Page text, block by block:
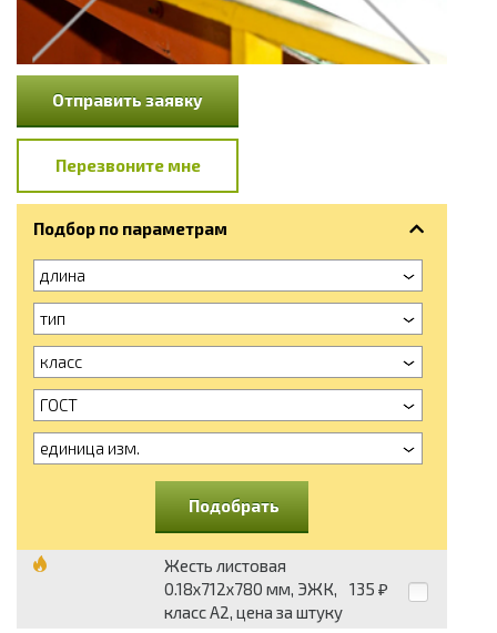
Отправить заявку
Перезвоните мне
Подбор по параметрам
длина
тип
класс
ГОСТ
единица изм.
Подобрать
Жесть листовая
0.18х712х780 мм, ЭЖК,
класс А2, цена за штуку
135 ₽